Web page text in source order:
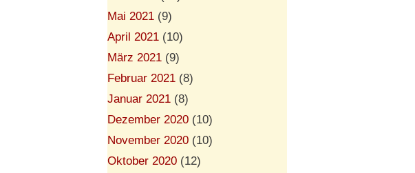
Mai 2021 (9)
April 2021 (10)
März 2021 (9)
Februar 2021 (8)
Januar 2021 (8)
Dezember 2020 (10)
November 2020 (10)
Oktober 2020 (12)